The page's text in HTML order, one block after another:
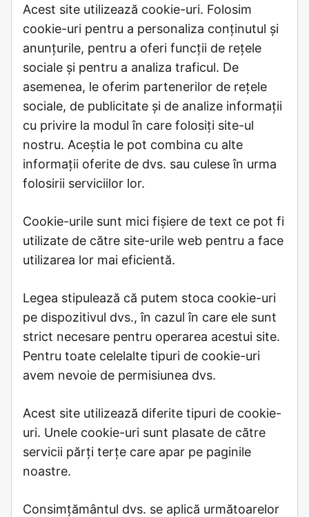
Acest site utilizează cookie-uri. Folosim
cookie-uri pentru a personaliza conținutul și
anunțurile, pentru a oferi funcții de rețele
sociale și pentru a analiza traficul. De
asemenea, le oferim partenerilor de rețele
sociale, de publicitate și de analize informații
cu privire la modul în care folosiți site-ul
nostru. Aceștia le pot combina cu alte
informații oferite de dvs. sau culese în urma
folosirii serviciilor lor.
Cookie-urile sunt mici fişiere de text ce pot fi
utilizate de către site-urile web pentru a face
utilizarea lor mai eficientă.
Legea stipulează că putem stoca cookie-uri
pe dispozitivul dvs., în cazul în care ele sunt
strict necesare pentru operarea acestui site.
Pentru toate celelalte tipuri de cookie-uri
avem nevoie de permisiunea dvs.
Acest site utilizează diferite tipuri de cookie-
uri. Unele cookie-uri sunt plasate de către
servicii părţi terţe care apar pe paginile
noastre.
Consimţământul dvs. se aplică următoarelor